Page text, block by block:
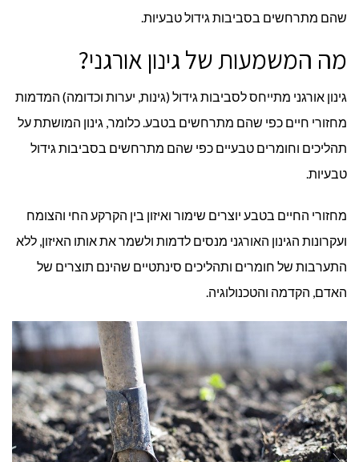
שהם מתרחשים בסביבות גידול טבעיות.
מה המשמעות של גינון אורגני?
גינון אורגני מתייחס לסביבות גידול (גינות, יערות וכדומה) המדמות
מחזורי חיים כפי שהם מתרחשים בטבע. כלומר, גינון המושתת על
תהליכים וחומרים טבעיים כפי שהם מתרחשים בסביבות גידול
טבעיות.
מחזורי החיים בטבע יוצרים שימור ואיזון בין הקרקע החי והצומח
ועקרונות הגינון האורגני מנסים לדמות ולשמר את אותו האיזון, ללא
התערבות של חומרים ותהליכים סינתטיים שהינם תוצרים של
האדם, הקדמה והטכנולוגיה.